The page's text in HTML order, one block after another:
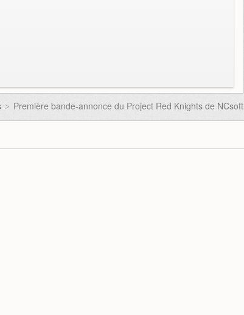
> Première bande-annonce du Project Red Knights de NCsoft